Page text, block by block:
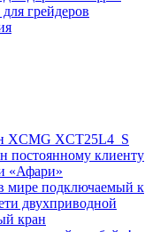
грейдеров
XCMG XCT25L4_S
постоянному клиенту
«Афари»
мире подключаемый к
двухприводной
кран